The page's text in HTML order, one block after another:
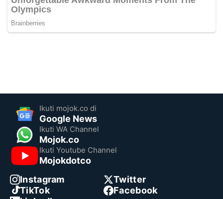
Ikuti mojok.co di
Google News
Ikuti WA Channel
Mojok.co
Ikuti Youtube Channel
Mojokdotco
Instagram
Twitter
TikTok
Facebook